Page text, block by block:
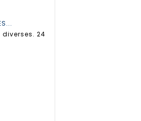
diverses. 24